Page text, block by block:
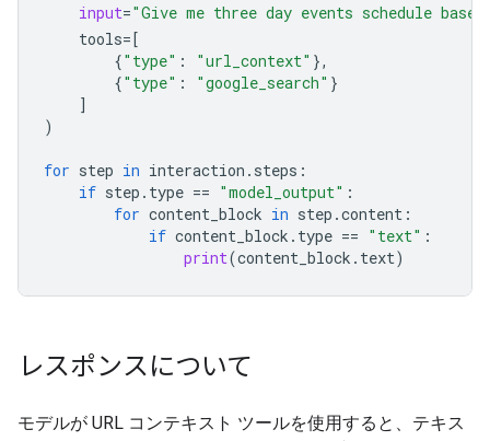
input="Give me three day events schedule
tools=[
{"type" : "url_context" },
{"type" : "google_search" }
]
)
for step in interaction . steps :
if step . type == "model_output" :
for content_block in step .content :
if content_block . type == "text" :
print(content_block . text)
レスポンスについて
モデルが URL コンテキスト ツールを使用すると、テキス